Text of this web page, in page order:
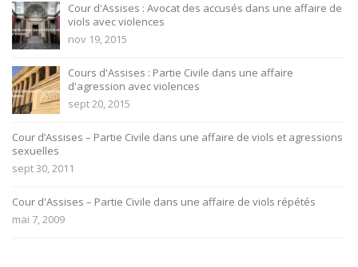
Cour d'Assises : Avocat des accusés dans une affaire de
viols avec violences
nov 19, 2015
Cours d'Assises : Partie Civile dans une affaire
d'agression avec violences
sept 20, 2015
Cour d’Assises – Partie Civile dans une affaire de viols et agressions
sexuelles
sept 30, 2011
Cour d'Assises – Partie Civile dans une affaire de viols répétés
mai 7, 2009